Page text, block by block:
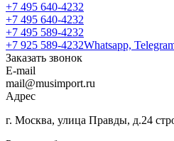
+7 495 640-4232
+7 495 640-4232
+7 495 589-4232
+7 925 589-4232Whatsapp,
Заказать звонок
E-mail
mail@musimport.ru
Адрес
г. Москва, улица Правды, д.24